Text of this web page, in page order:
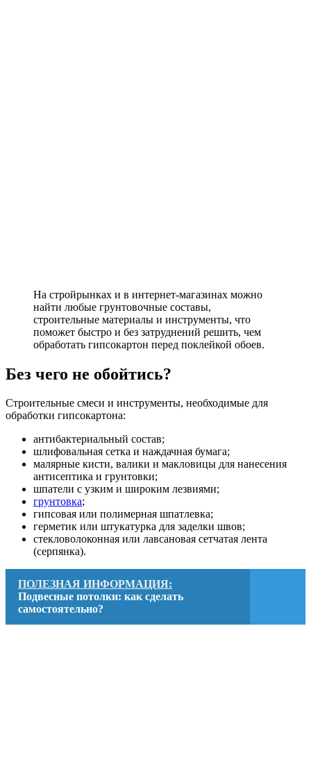
На стройрынках и в интернет-магазинах можно
найти любые грунтовочные составы,
строительные материалы и инструменты, что
поможет быстро и без затруднений решить, чем
обработать гипсокартон перед поклейкой обоев.
Без чего не обойтись?
Строительные смеси и инструменты, необходимые для
обработки гипсокартона:
антибактериальный состав;
шлифовальная сетка и наждачная бумага;
малярные кисти, валики и макловицы для нанесения
антисептика и грунтовки;
шпатели с узким и широким лезвиями;
грунтовка;
гипсовая или полимерная шпатлевка;
герметик или штукатурка для заделки швов;
стекловолоконная или лавсановая сетчатая лента
(серпянка).
ПОЛЕЗНАЯ ИНФОРМАЦИЯ:
Подвесные потолки: как сделать
самостоятельно?